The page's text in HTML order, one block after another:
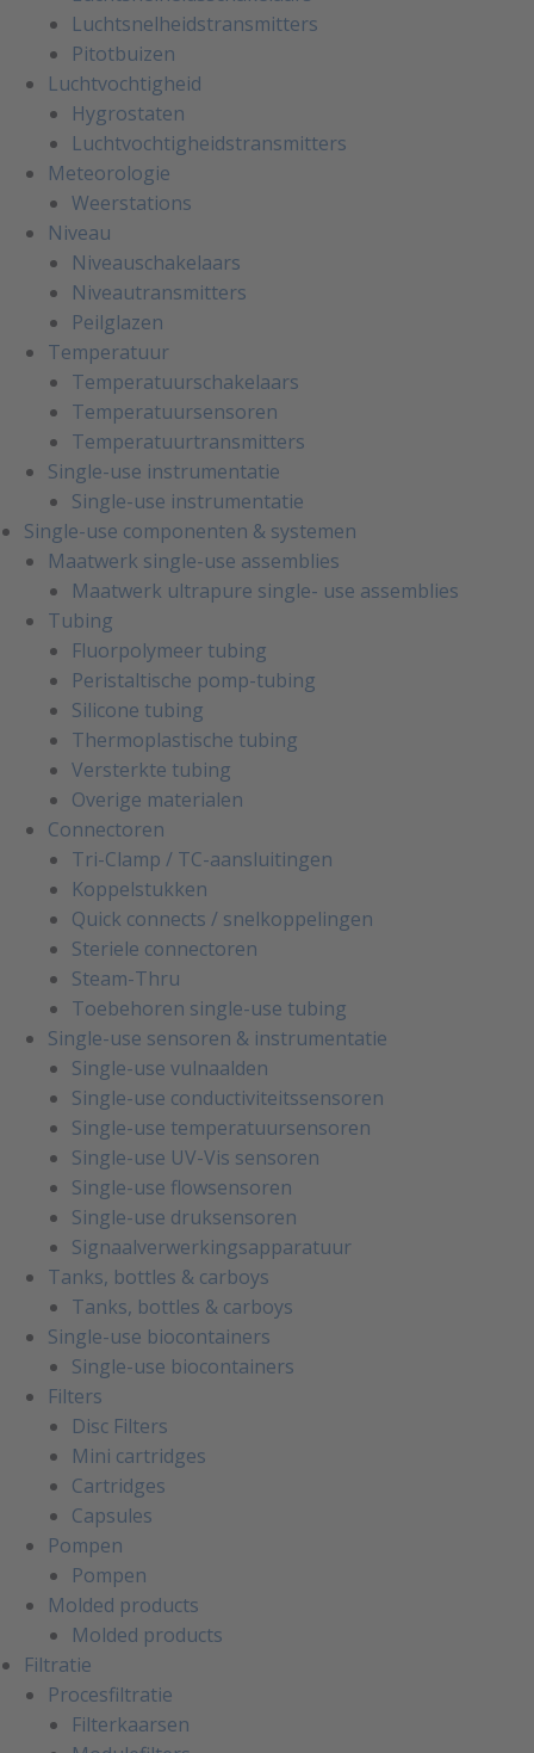
Luchtsnelheidstransmitters
Pitotbuizen
Luchtvochtigheid
Hygrostaten
Luchtvochtigheidstransmitters
Meteorologie
Weerstations
Niveau
Niveauschakelaars
Niveautransmitters
Peilglazen
Temperatuur
Temperatuurschakelaars
Temperatuursensoren
Temperatuurtransmitters
Single-use instrumentatie
Single-use instrumentatie
Single-use componenten & systemen
Maatwerk single-use assemblies
Maatwerk ultrapure single- use assemblies
Tubing
Fluorpolymeer tubing
Peristaltische pomp-tubing
Silicone tubing
Thermoplastische tubing
Versterkte tubing
Overige materialen
Connectoren
Tri-Clamp / TC-aansluitingen
Koppelstukken
Quick connects / snelkoppelingen
Steriele connectoren
Steam-Thru
Toebehoren single-use tubing
Single-use sensoren & instrumentatie
Single-use vulnaalden
Single-use conductiviteitssensoren
Single-use temperatuursensoren
Single-use UV-Vis sensoren
Single-use flowsensoren
Single-use druksensoren
Signaalverwerkingsapparatuur
Tanks, bottles & carboys
Tanks, bottles & carboys
Single-use biocontainers
Single-use biocontainers
Filters
Disc Filters
Mini cartridges
Cartridges
Capsules
Pompen
Pompen
Molded products
Molded products
Filtratie
Procesfiltratie
Filterkaarsen